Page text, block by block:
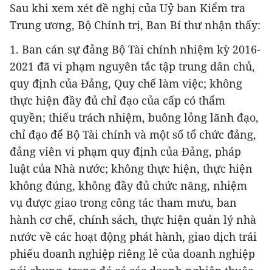
Sau khi xem xét đề nghị của Uỷ ban Kiểm tra
Trung ương, Bộ Chính trị, Ban Bí thư nhận thấy:
1. Ban cán sự đảng Bộ Tài chính nhiệm kỳ 2016-
2021 đã vi phạm nguyên tắc tập trung dân chủ,
quy định của Đảng, Quy chế làm việc; không
thực hiện đầy đủ chỉ đạo của cấp có thẩm
quyền; thiếu trách nhiệm, buông lỏng lãnh đạo,
chỉ đạo để Bộ Tài chính và một số tổ chức đảng,
đảng viên vi phạm quy định của Đảng, pháp
luật của Nhà nước; không thực hiện, thực hiện
không đúng, không đầy đủ chức năng, nhiệm
vụ được giao trong công tác tham mưu, ban
hành cơ chế, chính sách, thực hiện quản lý nhà
nước về các hoạt động phát hành, giao dịch trái
phiếu doanh nghiệp riêng lẻ của doanh nghiệp